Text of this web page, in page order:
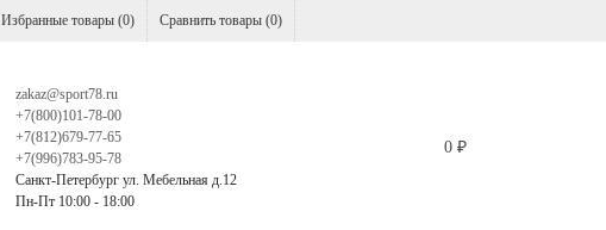
Избранные товары (0) Сравнить товары (0)
zakaz@sport78.ru
+7(800)101-78-00
+7(812)679-77-65
+7(996)783-95-78
Санкт-Петербург ул. Мебельная д.12
Пн-Пт 10:00 - 18:00
0 ₽